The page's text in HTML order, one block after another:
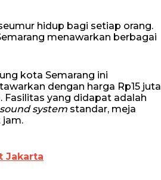
hidup bagi setiap orang.
menawarkan berbagai
kota Semarang ini
dengan harga Rp15 juta
yang didapat adalah
sound system standar, meja
jam.
Jakarta